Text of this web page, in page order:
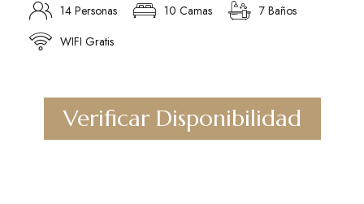
14 Personas 10 Camas
7 Baños
WIFI Gratis
Verificar Disponibilidad